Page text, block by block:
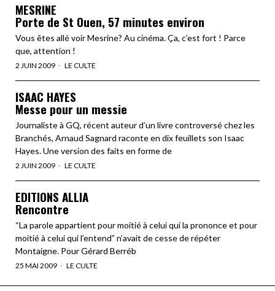
MESRINE
Porte de St Ouen, 57 minutes environ
Vous êtes allé voir Mesrine? Au cinéma. Ça, c’est fort ! Parce
que, attention !
2 JUIN 2009 LE CULTE
ISAAC HAYES
Messe pour un messie
Journaliste à GQ, récent auteur d’un livre controversé chez les
Branchés, Arnaud Sagnard raconte en dix feuillets son Isaac
Hayes. Une version des faits en forme de
2 JUIN 2009 LE CULTE
EDITIONS ALLIA
Rencontre
“La parole appartient pour moitié à celui qui la prononce et pour
moitié à celui qui l’entend” n’avait de cesse de répéter
Montaigne. Pour Gérard Berréb
25 MAI 2009 LE CULTE